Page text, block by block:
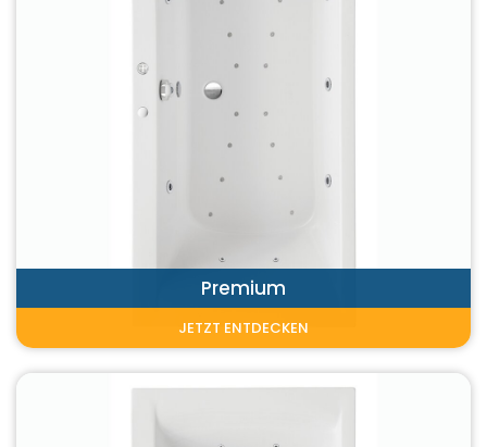
Premium
JETZT ENTDECKEN